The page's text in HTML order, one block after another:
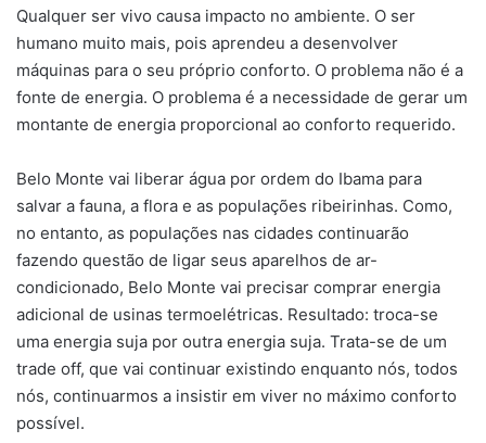
Qualquer ser vivo causa impacto no ambiente. O ser
humano muito mais, pois aprendeu a desenvolver
máquinas para o seu próprio conforto. O problema não é a
fonte de energia. O problema é a necessidade de gerar um
montante de energia proporcional ao conforto requerido.
Belo Monte vai liberar água por ordem do Ibama para
salvar a fauna, a flora e as populações ribeirinhas. Como,
no entanto, as populações nas cidades continuarão
fazendo questão de ligar seus aparelhos de ar-
condicionado, Belo Monte vai precisar comprar energia
adicional de usinas termoelétricas. Resultado: troca-se
uma energia suja por outra energia suja. Trata-se de um
trade off, que vai continuar existindo enquanto nós, todos
nós, continuarmos a insistir em viver no máximo conforto
possível.